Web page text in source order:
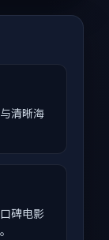
清晰海
碑电影